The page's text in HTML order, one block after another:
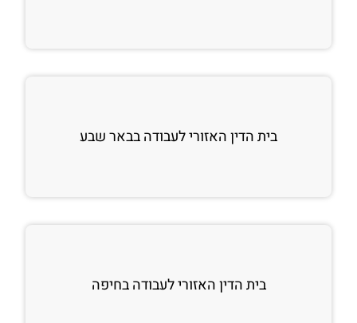
בית הדין האזורי לעבודה בבאר שבע
בית הדין האזורי לעבודה בחיפה